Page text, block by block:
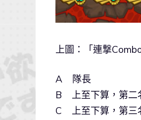
上圖：「連撃
A 隊長
B 上至下算，第二
C 上至下算，第三